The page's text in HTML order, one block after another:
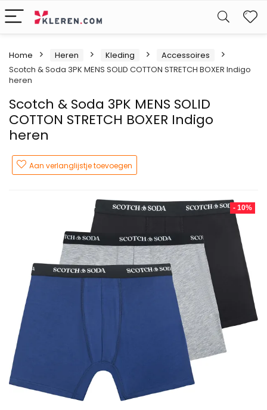
Home Heren Kleding
Accessoires
Scotch & Soda 3PK MENS SOLID COTTON STRETCH BOXER Indigo
heren
Scotch & Soda 3PK MENS SOLID
COTTON STRETCH BOXER Indigo
heren
Aan verlanglijstje toevoegen
- 10%